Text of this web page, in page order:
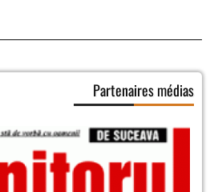
Partenaires médias